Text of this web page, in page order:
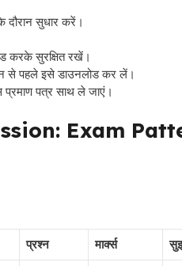
दौरान सुधार करें।
करके सुरक्षित रखें।
से पहले इसे डाउनलोड कर लें।
प्रमाण पत्र साथ ले जाएं।
Exam
प्रश्न मार्क्स